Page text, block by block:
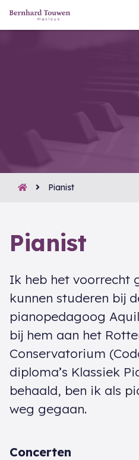
Pianist
Pianist
Ik heb het voorrecht
kunnen studeren bij
pianopedagoog
bij hem aan het
Conservatorium
diploma’s Klassiek
behaald, ben ik als
weg gegaan.
Concerten